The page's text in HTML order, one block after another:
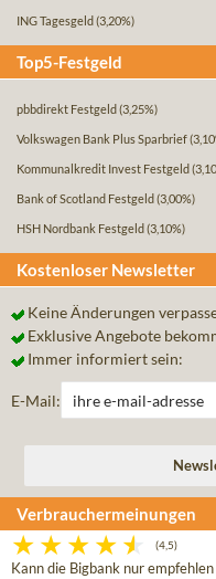
ING Tagesgeld (3,20%)
Top5-Festgeld
pbbdirekt Festgeld (3,25%)
Volkswagen Bank Plus Sparbrief
Kommunalkredit Invest Festgeld
Bank of Scotland Festgeld (3,00%)
HSH Nordbank Festgeld (3,10%)
Kostenloser Newsletter
Keine Änderungen
Exklusive Angebote
Immer informiert sein:
E-Mail:
Verbrauchermeinungen
(4,5)
Kann die Bigbank nur